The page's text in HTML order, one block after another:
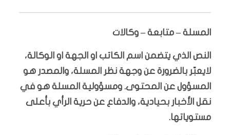
المسلة – متابعة – وكالات
النص الذي يتضمن اسم الكاتب او الجهة او الوكالة،
لايعبّر بالضرورة عن وجهة نظر المسلة، والمصدر هو
المسؤول عن المحتوى. ومسؤولية المسلة هو في
نقل الأخبار بحيادية، والدفاع عن حرية الرأي بأعلى
مستوياتها.